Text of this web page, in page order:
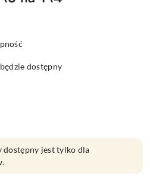
dostępny
jest tylko dla